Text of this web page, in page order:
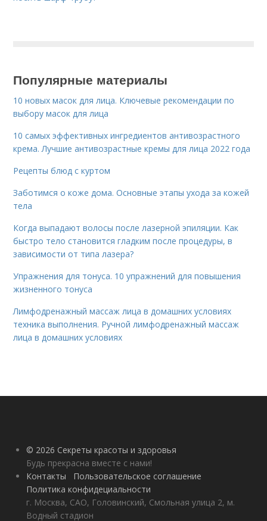
Популярные материалы
10 новых масок для лица. Ключевые рекомендации по
выбору масок для лица
10 самых эффективных ингредиентов антивозрастного
крема. Лучшие антивозрастные кремы для лица 2022 года
Рецепты блюд с куртом
Заботимся о коже дома. Основные этапы ухода за кожей
тела
Когда выпадают волосы после лазерной эпиляции. Как
быстро тело становится гладким после процедуры, в
зависимости от типа лазера?
Упражнения для тонуса. 10 упражнений для повышения
жизненного тонуса
Лимфодренажный массаж лица в домашних условиях
техника выполнения. Ручной лимфодренажный массаж
лица в домашних условиях
© 2026 Секреты красоты и здоровья
Будь прекрасна вместе с нами!
Контакты
Пользовательское соглашение
Политика конфидециальности
г. Москва, САО, Головинский, Смольная улица 2, м.
Водный стадион